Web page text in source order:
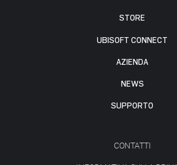
STORE
UBISOFT CONNECT
AZIENDA
NEWS
SUPPORTO
CONTATTI